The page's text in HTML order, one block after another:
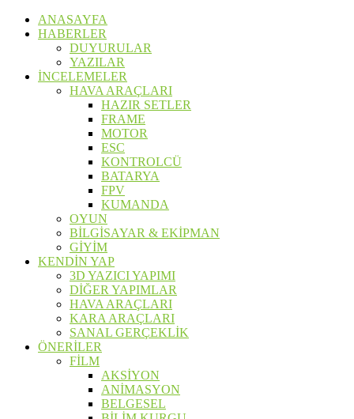
ANASAYFA
HABERLER
DUYURULAR
YAZILAR
İNCELEMELER
HAVA ARAÇLARI
HAZIR SETLER
FRAME
MOTOR
ESC
KONTROLCÜ
BATARYA
FPV
KUMANDA
OYUN
BİLGİSAYAR & EKİPMAN
GİYİM
KENDİN YAP
3D YAZICI YAPIMI
DİĞER YAPIMLAR
HAVA ARAÇLARI
KARA ARAÇLARI
SANAL GERÇEKLİK
ÖNERİLER
FİLM
AKSİYON
ANİMASYON
BELGESEL